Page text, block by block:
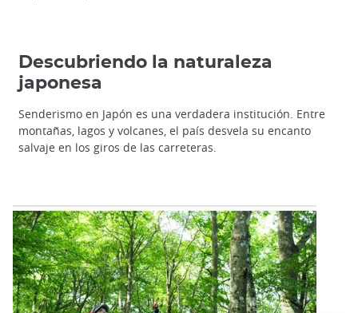
Descubriendo la naturaleza
japonesa
Senderismo en Japón es una verdadera institución. Entre
montañas, lagos y volcanes, el país desvela su encanto
salvaje en los giros de las carreteras.